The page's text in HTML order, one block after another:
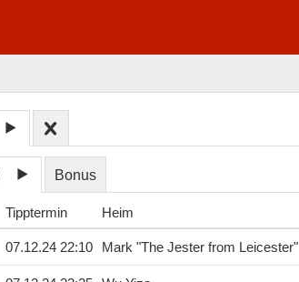
Bonus
Tipptermin Heim
07.12.24 22:10 Mark "The Jester from Leicester"